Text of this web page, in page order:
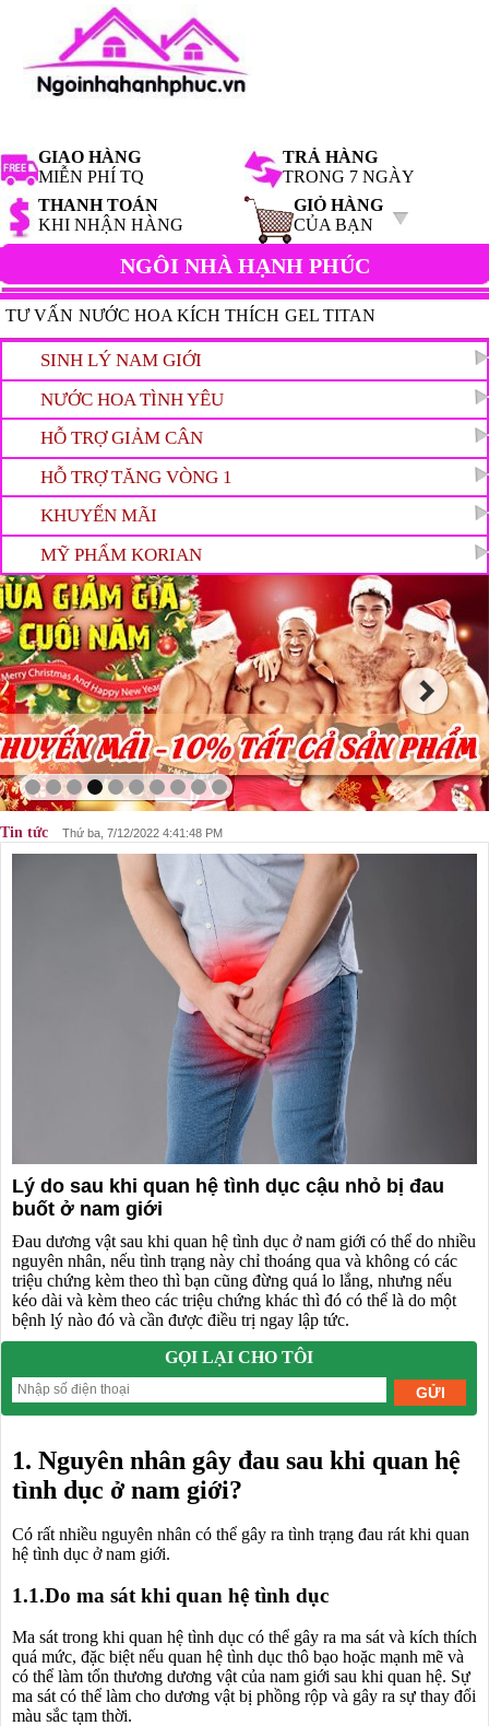
GIAO HÀNG
MIỄN PHÍ TQ
TRẢ HÀNG
TRONG 7 NGÀY
THANH TOÁN
KHI NHẬN HÀNG
GIỎ HÀNG
CỦA BẠN
NGÔI NHÀ HẠNH PHÚC
TƯ VẤN NƯỚC HOA KÍCH THÍCH GEL TITAN
HAMMER OF THOR TIN HOT
SINH LÝ NAM GIỚI
NƯỚC HOA TÌNH YÊU
HỖ TRỢ GIẢM CÂN
HỖ TRỢ TĂNG VÒNG 1
KHUYẾN MÃI
MỸ PHẨM KORIAN
Tin tức Thứ ba, 7/12/2022 4:41:48 PM
Lý do sau khi quan hệ tình dục cậu nhỏ bị đau
buốt ở nam giới
Đau dương vật sau khi quan hệ tình dục ở nam giới có thể do nhiều
nguyên nhân, nếu tình trạng này chỉ thoáng qua và không có các
triệu chứng kèm theo thì bạn cũng đừng quá lo lắng, nhưng nếu
kéo dài và kèm theo các triệu chứng khác thì đó có thể là do một
bệnh lý nào đó và cần được điều trị ngay lập tức.
GỌI LẠI CHO TÔI
1. Nguyên nhân gây đau sau khi quan hệ
tình dục ở nam giới?
Có rất nhiều nguyên nhân có thể gây ra tình trạng đau rát khi quan
hệ tình dục ở nam giới.
1.1.Do ma sát khi quan hệ tình dục
Ma sát trong khi quan hệ tình dục có thể gây ra ma sát và kích thích
quá mức, đặc biệt nếu quan hệ tình dục thô bạo hoặc mạnh mẽ và
có thể làm tổn thương dương vật của nam giới sau khi quan hệ. Sự
ma sát có thể làm cho dương vật bị phồng rộp và gây ra sự thay đổi
màu sắc tạm thời.